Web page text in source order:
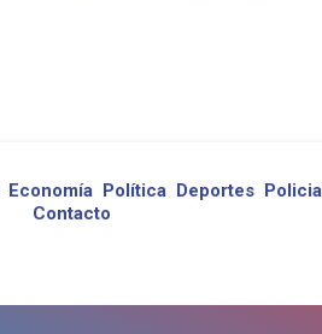
Economía Política Deportes
Contacto